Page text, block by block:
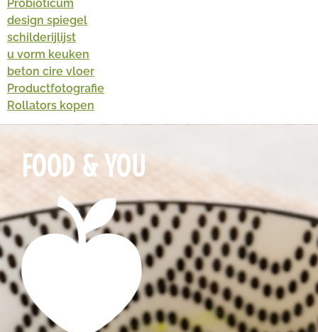
Probioticum
design spiegel
schilderijlijst
u vorm keuken
beton cire vloer
Productfotografie
Rollators kopen
FOOD & YOU